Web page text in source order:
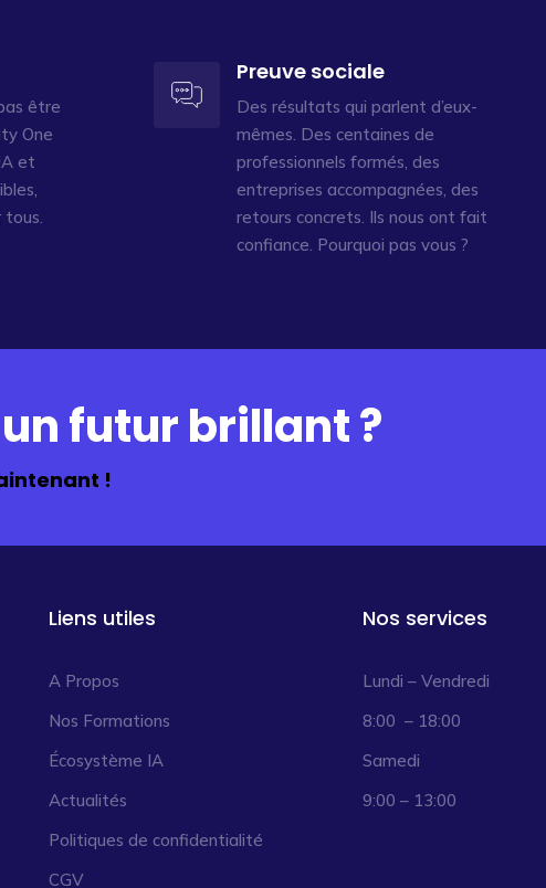
être
One
et
Preuve sociale
Des résultats qui parlent d’eux-
mêmes. Des centaines de
professionnels formés, des
entreprises accompagnées, des
retours concrets. Ils nous ont fait
confiance. Pourquoi pas vous ?
futur brillant ?
!
Liens utiles
A Propos
Nos Formations
Écosystème IA
Actualités
Politiques de confidentialité
CGV
Nos services
Lundi – Vendredi
8:00 – 18:00
Samedi
9:00 – 13:00